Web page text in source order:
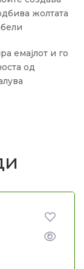
жолтата
емајлот и го
од